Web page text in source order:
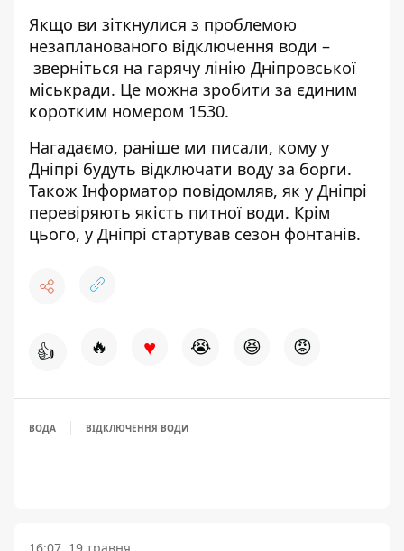
Якщо ви зіткнулися з проблемою
незапланованого відключення води –
зверніться на гарячу лінію Дніпровської
міськради. Це можна зробити за єдиним
коротким номером 1530.
Нагадаємо, раніше ми писали, кому у
Дніпрі будуть відключати воду за борги.
Також Інформатор повідомляв, як у Дніпрі
перевіряють якість питної води. Крім
цього, у Дніпрі стартував сезон фонтанів.
👍 🔥 ♥ 😭 😆 😡
ВОДА ВІДКЛЮЧЕННЯ ВОДИ